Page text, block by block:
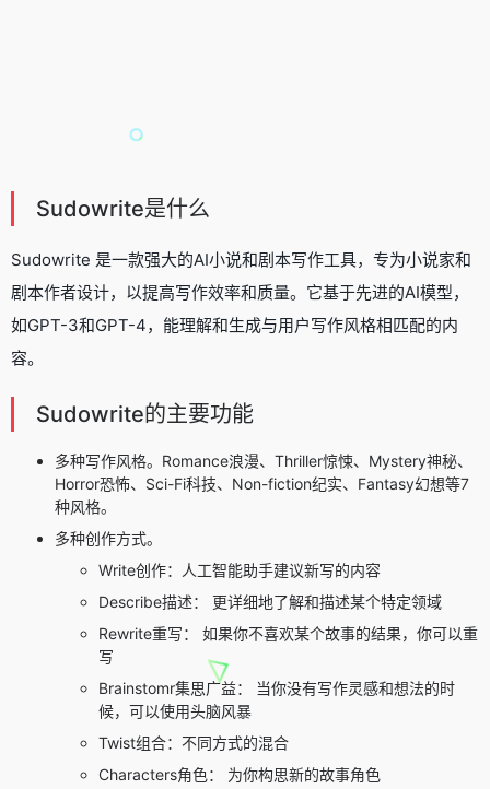
Sudowrite是什么
Sudowrite 是一款强大的AI小说和剧本写作工具，专为小说家和
剧本作者设计，以提高写作效率和质量。它基于先进的AI模型，
如GPT-3和GPT-4，能理解和生成与用户写作风格相匹配的内
容。
Sudowrite的主要功能
多种写作风格。Romance浪漫、Thriller惊悚、Mystery神秘、
Horror恐怖、Sci-Fi科技、Non-fiction纪实、Fantasy幻想等7
种风格。
多种创作方式。
Write创作：人工智能助手建议新写的内容
Describe描述： 更详细地了解和描述某个特定领域
Rewrite重写： 如果你不喜欢某个故事的结果，你可以重
写
Brainstomr集思广益： 当你没有写作灵感和想法的时
候，可以使用头脑风暴
Twist组合：不同方式的混合
Characters角色： 为你构思新的故事角色